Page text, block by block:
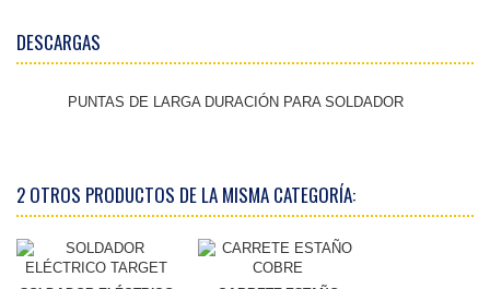
DESCARGAS
PUNTAS DE LARGA DURACIÓN PARA SOLDADOR
2 OTROS PRODUCTOS DE LA MISMA CATEGORÍA: